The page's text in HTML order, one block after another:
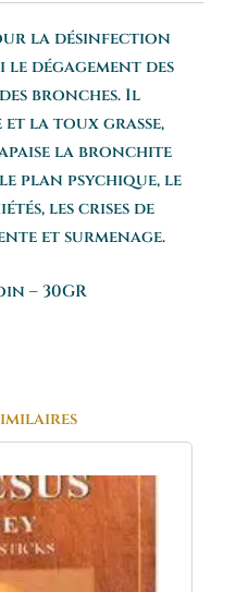
la désinfection
dégagement des
bronches. Il
et la toux grasse,
la bronchite
plan psychique, le
les crises de
et surmenage.
– 30GR